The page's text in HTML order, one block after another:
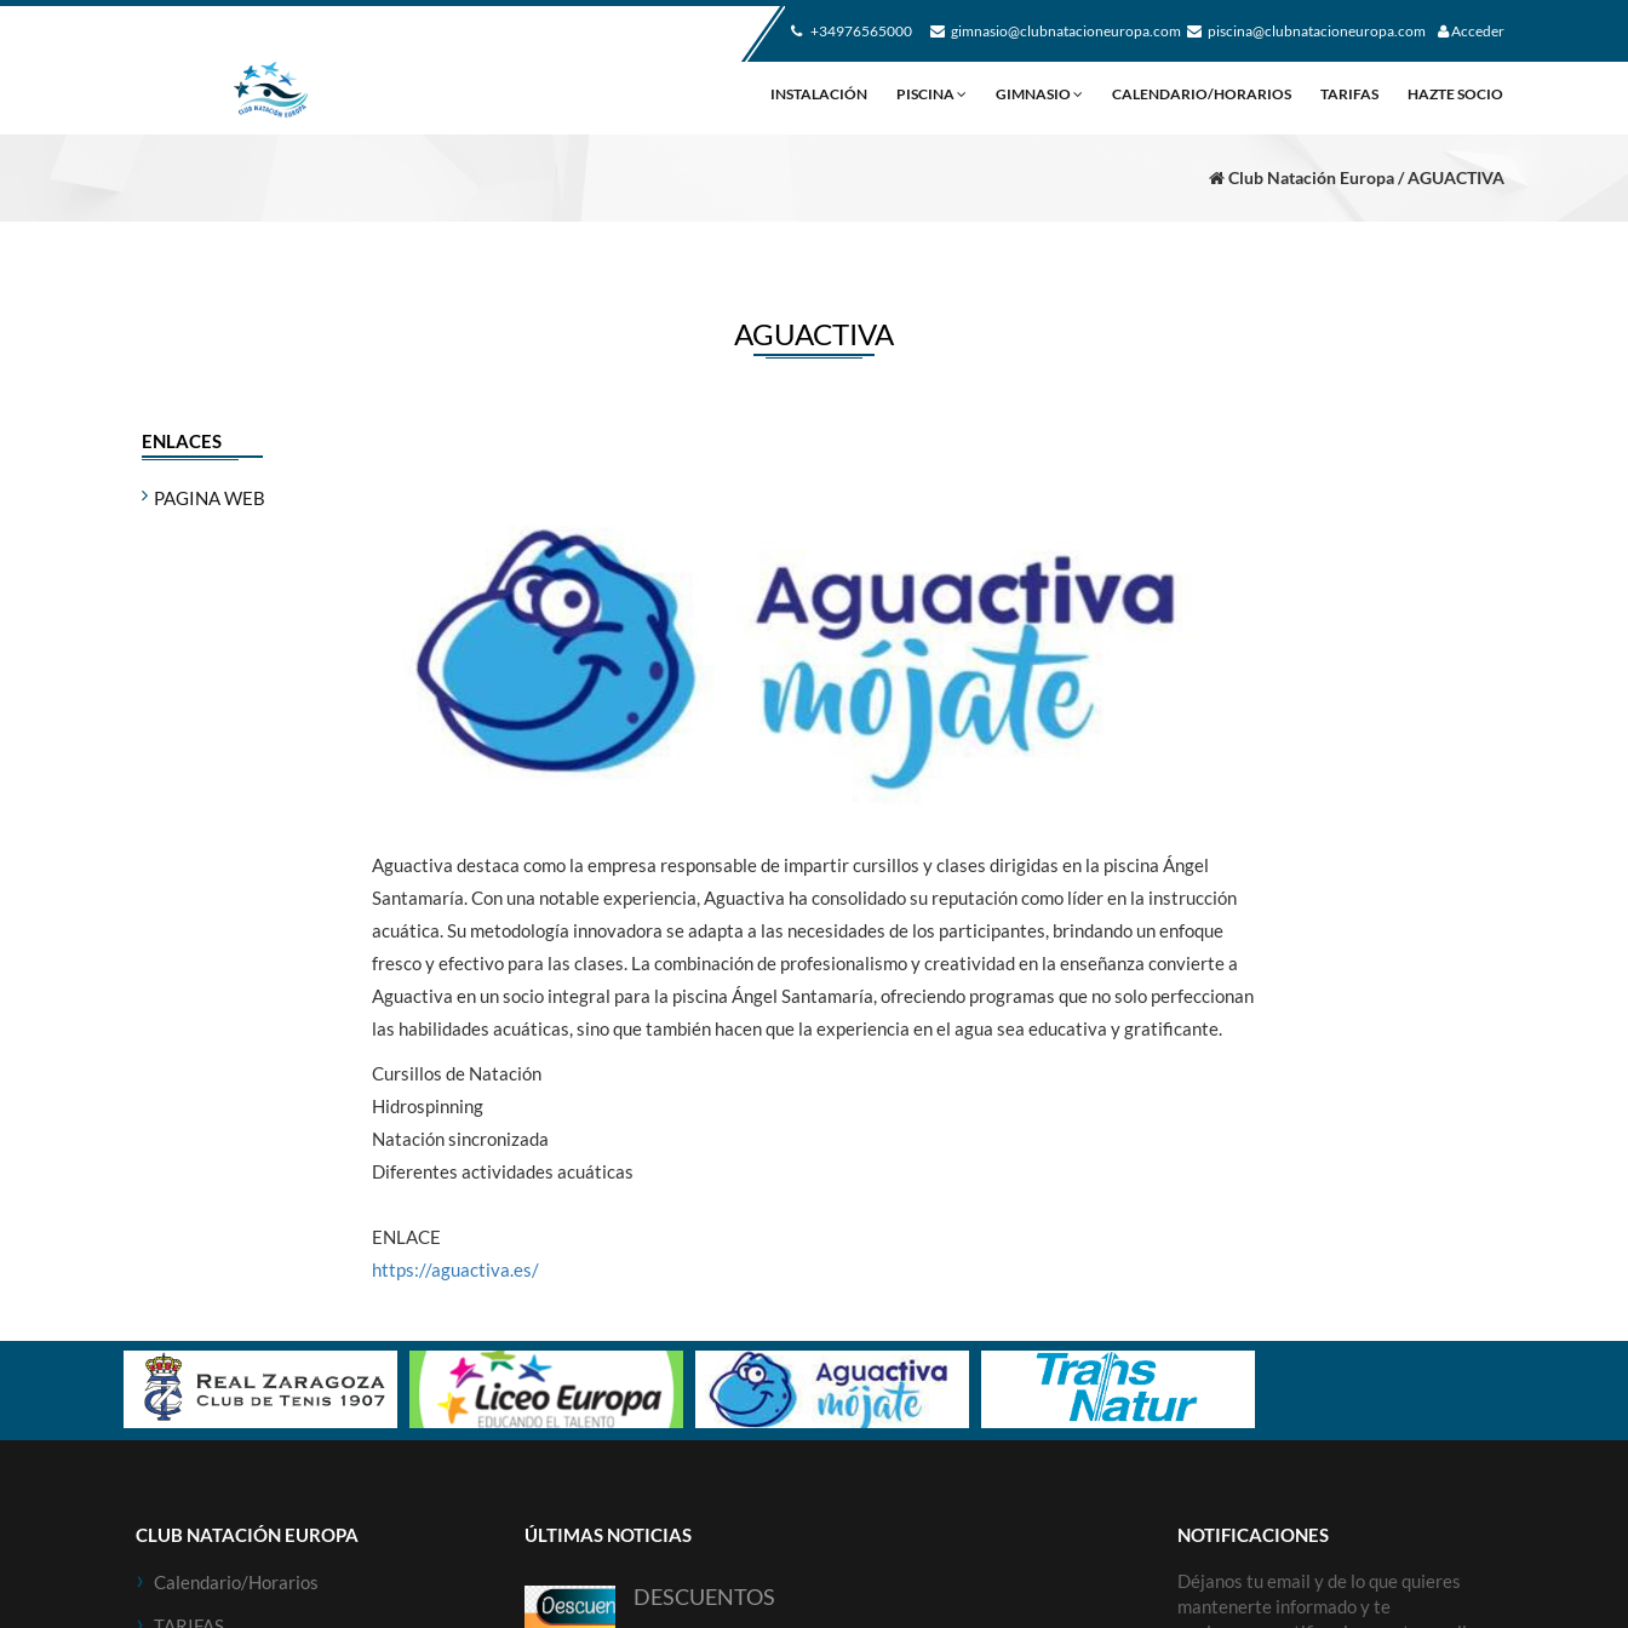
+34976565000 gimnasio@clubnatacioneuropa.com piscina@clubnatacioneuropa.com Acceder
INSTALACIÓN PISCINA GIMNASIO CALENDARIO/HORARIOS TARIFAS HAZTE SOCIO
Club Natación Europa / AGUACTIVA
AGUACTIVA
ENLACES
PAGINA WEB
Aguactiva destaca como la empresa responsable de impartir cursillos y clases dirigidas en la piscina Ángel
Santamaría. Con una notable experiencia, Aguactiva ha consolidado su reputación como líder en la instrucción
acuática. Su metodología innovadora se adapta a las necesidades de los participantes, brindando un enfoque
fresco y efectivo para las clases. La combinación de profesionalismo y creatividad en la enseñanza convierte a
Aguactiva en un socio integral para la piscina Ángel Santamaría, ofreciendo programas que no solo perfeccionan
las habilidades acuáticas, sino que también hacen que la experiencia en el agua sea educativa y gratificante.
Cursillos de Natación
Hidrospinning
Natación sincronizada
Diferentes actividades acuáticas
ENLACE
https://aguactiva.es/
CLUB NATACIÓN EUROPA
Calendario/horarios
ÚLTIMAS NOTICIAS
DESCUENTOS
NOTIFICACIONES
Déjanos tu email y de lo que quieres
mantenerte informado y te